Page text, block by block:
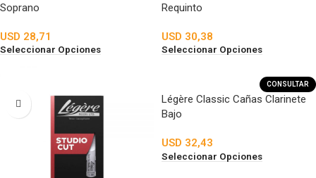
Soprano
USD 28,71
Seleccionar Opciones
Requinto
USD 30,38
Seleccionar Opciones
CONSULTAR
Légère Classic Cañas Clarinete
Bajo
USD 32,43
Seleccionar Opciones